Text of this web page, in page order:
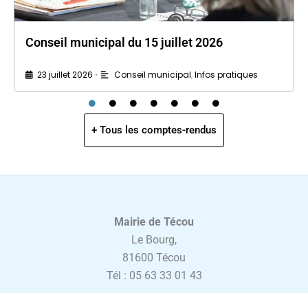
Conseil municipal du 15 juillet 2026
23 juillet 2026 • Conseil municipal,Infos pratiques
+ Tous les comptes-rendus
Mairie de Técou
Le Bourg,
81600 Técou
Tél : 05 63 33 01 43